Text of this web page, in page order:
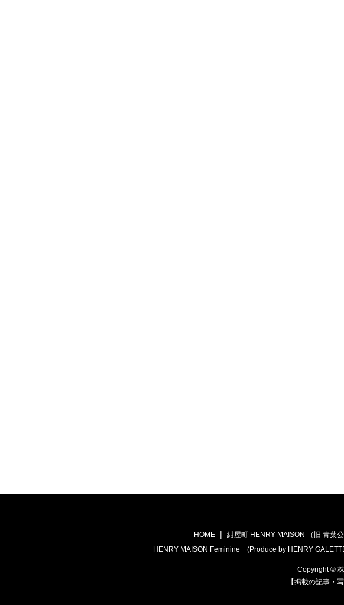
HOME 紺屋町 HENRY MAISON （旧 青葉
HENRY MAISON Feminine (Produce by HENRY
Copyright ©
【掲載の記事・